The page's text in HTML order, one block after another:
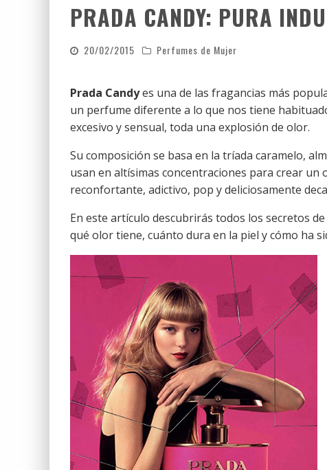
PRADA CANDY: PURA
20/02/2015 Perfumes de Mujer
Prada Candyes una de las fragancias más
un perfume diferente a lo que nos tiene
excesivo y sensual, toda una explosión de olor.
Su composición se basa en la tríada caramelo,
usan en altísimas concentraciones para crear un
reconfortante, adictivo, pop y deliciosamente
En este artículo descubrirás todos los secretos
qué olor tiene, cuánto dura en la piel y cómo ha